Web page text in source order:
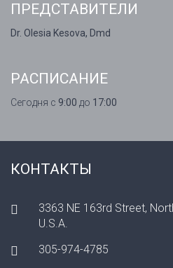
ПРЕДСТАВИТЕЛИ
Dr. Olesia Kesova, Dmd
РАСПИСАНИЕ
Сегодня с 9:00 до 17:00
КОНТАКТЫ
3363 NE 163rd Street,
U.S.A.
305-974-4785